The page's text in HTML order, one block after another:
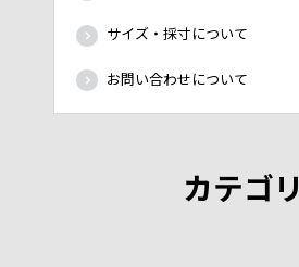
サイズ・採寸について
お問い合わせについて
カテゴリ